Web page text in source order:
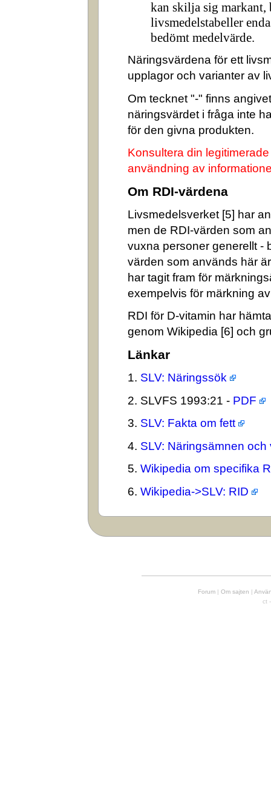
kan skilja sig markant,
livsmedelstabeller
bedömt medelvärde.
Näringsvärdena för ett
upplagor och varianter av
Om tecknet "-" finns
näringsvärdet i fråga inte
för den givna produkten.
Konsultera din
användning av
Om RDI-värdena
Livsmedelsverket [5] har
men de RDI-värden som
vuxna personer generellt -
värden som används här
har tagit fram för
exempelvis för märkning
RDI för D-vitamin har
genom Wikipedia [6] och
Länkar
1. SLV: Näringssök
2. SLVFS 1993:21 - PDF
3. SLV: Fakta om fett
4. SLV: Näringsämnen och
5. Wikipedia om specifika
6. Wikipedia->SLV: RID
Forum | Om sajten |
ct